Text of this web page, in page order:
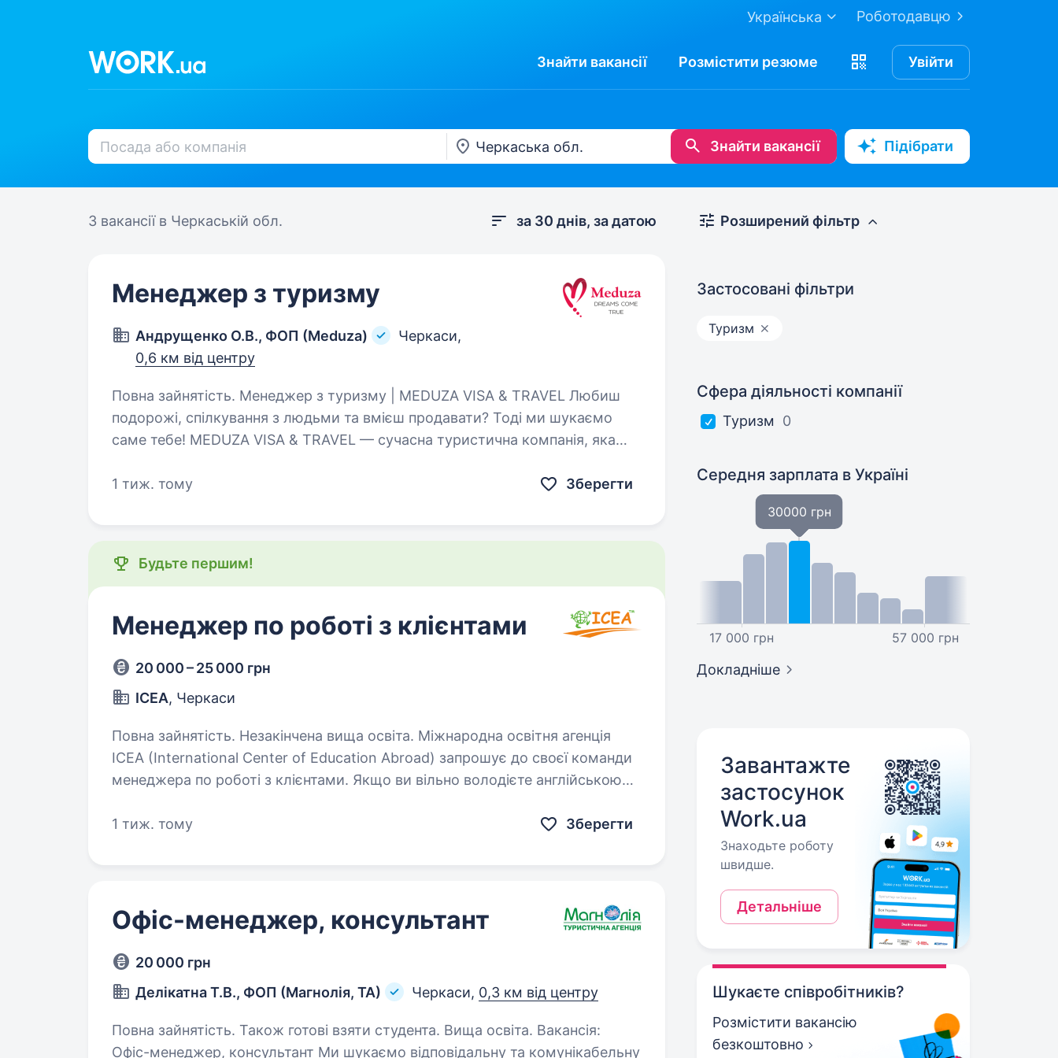
Роботодавцю
Українська
Знайти вакансії Розмістити резюме Увійти
Знайти вакансії Підібрати
3 вакансії в Черкаській обл. за 30 днів, за датою
Менеджер з туризму
Андрущенко О.В., ФОП (Meduza)
Черкаси,
0,6 км від центру
Повна зайнятість. Менеджер з туризму | MEDUZA VISA & TRAVEL Любиш
подорожі, спілкування з людьми та вмієш продавати? Тоді ми шукаємо
саме тебе! MEDUZA VISA & TRAVEL — сучасна туристична компанія, яка
1 тиж. тому
Зберегти
Будьте першим!
Менеджер по роботі з клієнтами
20 000 – 25 000 грн
ICEA, Черкаси
Повна зайнятість. Незакінчена вища освіта. Міжнародна освітня агенція
ICEA (International Center of Education Abroad) запрошує до своєї команди
менеджера по роботі з клієнтами. Якщо ви вільно володієте англійською
1 тиж. тому
Зберегти
Офіс-менеджер, консультант
20 000 грн
Делікатна Т.В., ФОП (Магнолія, ТА)
Черкаси, 0,3 км від центру
Повна зайнятість. Також готові взяти студента. Вища освіта. Вакансія:
Офіс-менеджер, консультант Ми шукаємо відповідальну та комунікабельну
Розширений фільтр
Застосовані фільтри
Туризм
Сфера діяльності компанії
Туризм 0
Середня зарплата в Україні
17 000 грн
30000 грн
57 000 грн
Докладніше
Завантажте
застосунок
Work.ua
Знаходьте роботу
швидше.
Детальніше
Шукаєте співробітників?
Розмістити вакансію
безкоштовно